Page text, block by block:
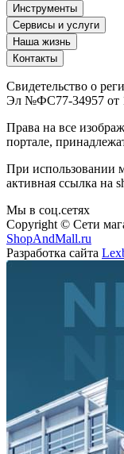
Инструменты
Сервисы и услуги
Наша жизнь
Контакты
Свидетельство о
Эл №ФС77-34957 от
Права на все
портале,
При использовании
активная ссылка на
Мы в соц.сетях
Copyright © Сети
ShopAndMall.ru
Разработка сайта